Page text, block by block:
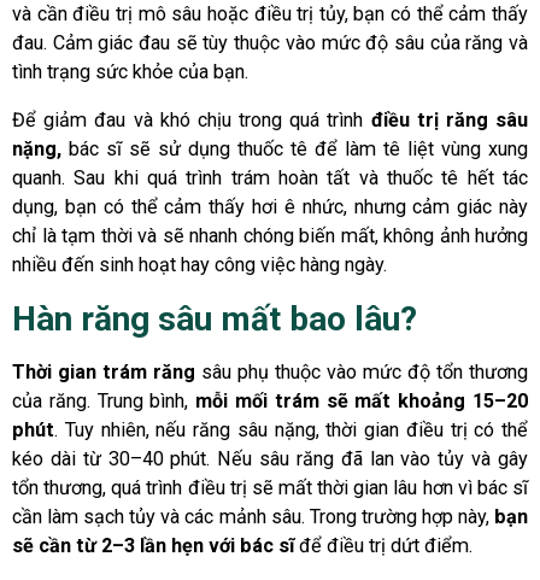
và cần điều trị mô sâu hoặc điều trị tủy, bạn có thể cảm thấy
đau. Cảm giác đau sẽ tùy thuộc vào mức độ sâu của răng và
tình trạng sức khỏe của bạn.
Để giảm đau và khó chịu trong quá trình điều trị răng sâu
nặng, bác sĩ sẽ sử dụng thuốc tê để làm tê liệt vùng xung
quanh. Sau khi quá trình trám hoàn tất và thuốc tê hết tác
dụng, bạn có thể cảm thấy hơi ê nhức, nhưng cảm giác này
chỉ là tạm thời và sẽ nhanh chóng biến mất, không ảnh hưởng
nhiều đến sinh hoạt hay công việc hàng ngày.
Hàn răng sâu mất bao lâu?
Thời gian trám răng sâu phụ thuộc vào mức độ tổn thương
của răng. Trung bình, mỗi mối trám sẽ mất khoảng 15–20
phút. Tuy nhiên, nếu răng sâu nặng, thời gian điều trị có thể
kéo dài từ 30–40 phút. Nếu sâu răng đã lan vào tủy và gây
tổn thương, quá trình điều trị sẽ mất thời gian lâu hơn vì bác sĩ
cần làm sạch tủy và các mảnh sâu. Trong trường hợp này, bạn
sẽ cần từ 2–3 lần hẹn với bác sĩđể điều trị dứt điểm.